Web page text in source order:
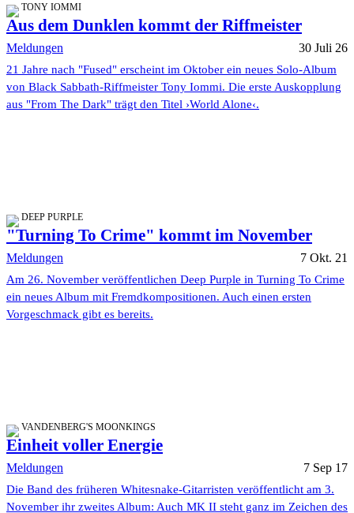
TONY IOMMI
Aus dem Dunklen kommt der Riffmeister
Meldungen 30 Juli 26
21 Jahre nach "Fused" erscheint im Oktober ein neues Solo-Album
von Black Sabbath-Riffmeister Tony Iommi. Die erste Auskopplung
aus "From The Dark" trägt den Titel ›World Alone‹.
DEEP PURPLE
"Turning To Crime" kommt im November
Meldungen 7 Okt. 21
Am 26. November veröffentlichen Deep Purple in Turning To Crime
ein neues Album mit Fremdkompositionen. Auch einen ersten
Vorgeschmack gibt es bereits.
VANDENBERG'S MOONKINGS
Einheit voller Energie
Meldungen 7 Sep 17
Die Band des früheren Whitesnake-Gitarristen veröffentlicht am 3.
November ihr zweites Album: Auch MK II steht ganz im Zeichen des